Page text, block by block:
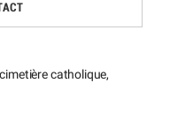
catholique,